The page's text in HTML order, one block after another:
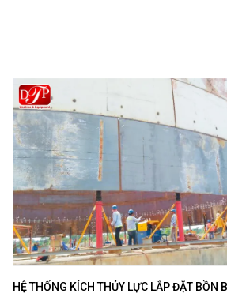
HỆ THỐNG KÍCH THỦY LỰC LẮP ĐẶT BỒN